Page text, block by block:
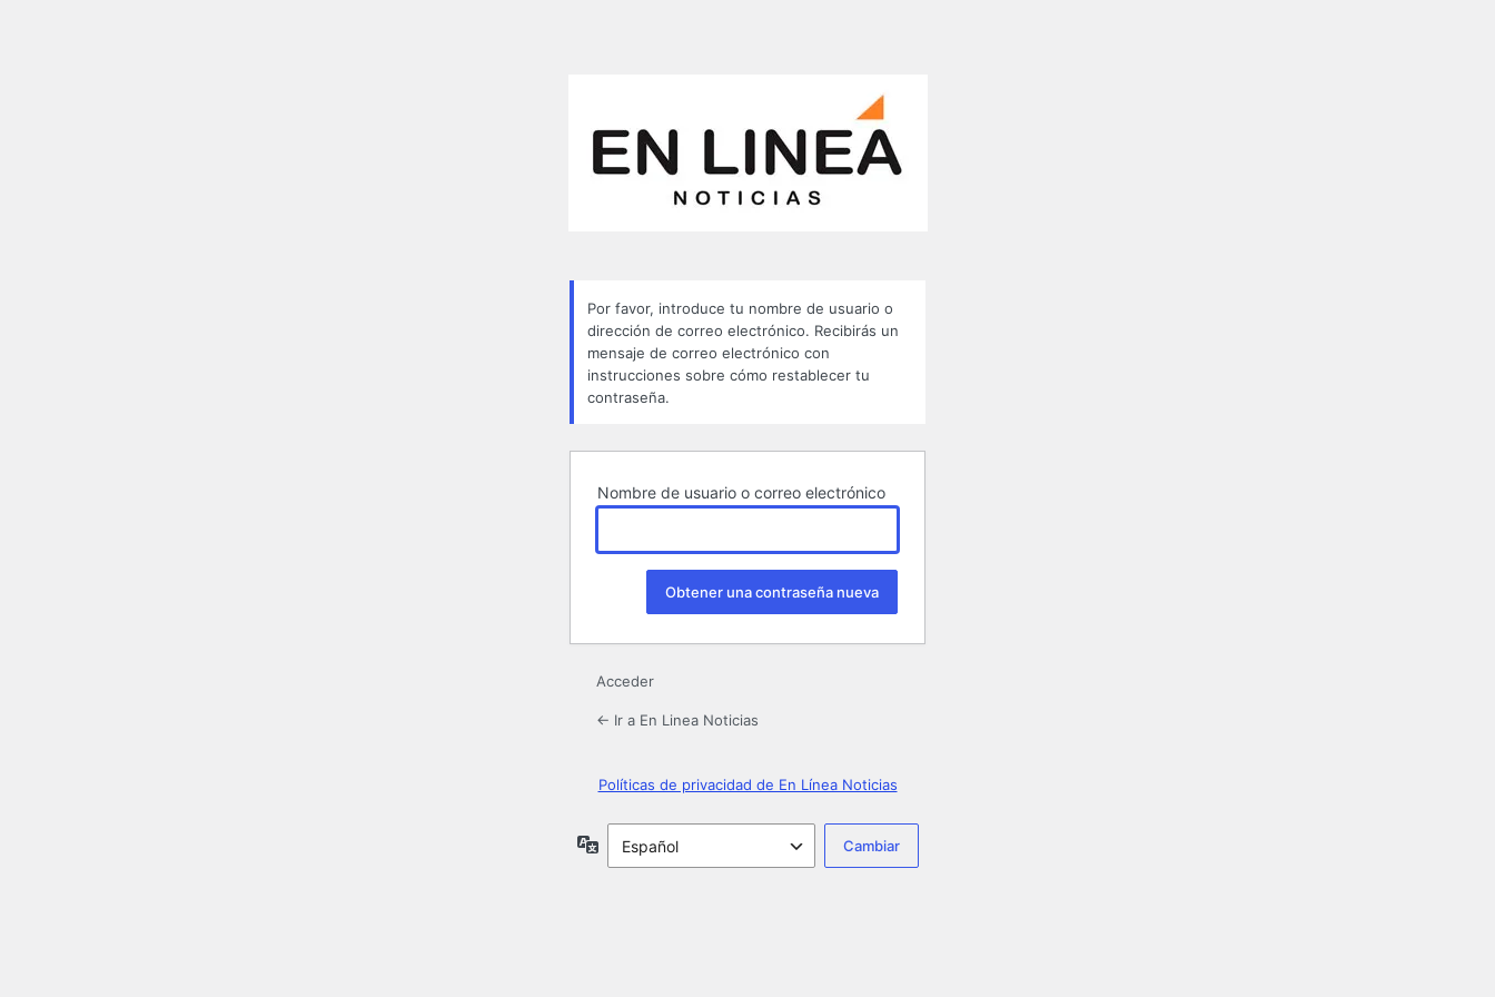
Por favor, introduce tu nombre de usuario o
dirección de correo electrónico. Recibirás un
mensaje de correo electrónico con
instrucciones sobre cómo restablecer tu
contraseña.
Nombre de usuario o correo electrónico
Acceder
← Ir a En Linea Noticias
Políticas de privacidad de En Línea Noticias
Idioma